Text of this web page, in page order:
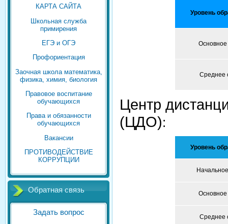
КАРТА САЙТА
Школьная служба
примирения
ЕГЭ и ОГЭ
Профориентация
Заочная школа математика,
физика, химия, биология
Правовое воспитание
обучающихся
Права и обязанности
обучающихся
Вакансии
ПРОТИВОДЕЙСТВИЕ
КОРРУПЦИИ
Обратная связь
Задать вопрос
Уровень
Среднее
Центр
(ЦДО):
Уровень
Среднее